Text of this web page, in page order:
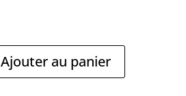
Ajouter au panier